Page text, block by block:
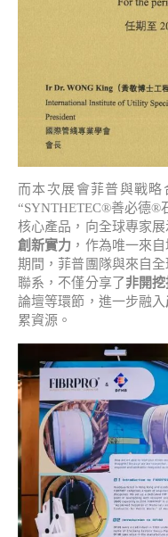
而本次展會菲普與戰
“SYNTHETEC®善必德®
核心產品，向全球專家展
創新實力 ，作為唯一來
期間，菲普團隊與來自
聯系，不僅分享了非開
論壇等環節，進一步融入
累資源。